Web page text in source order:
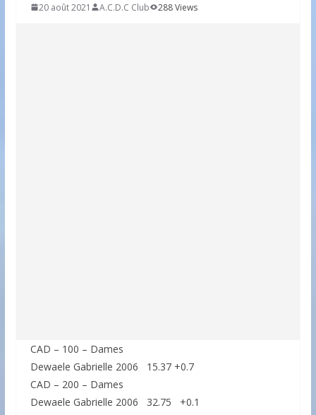
20 août 2021 A.C.D.C Club 288 Views
CAD – 100 – Dames
Dewaele Gabrielle 2006 15.37 +0.7
CAD – 200 – Dames
Dewaele Gabrielle 2006 32.75 +0.1